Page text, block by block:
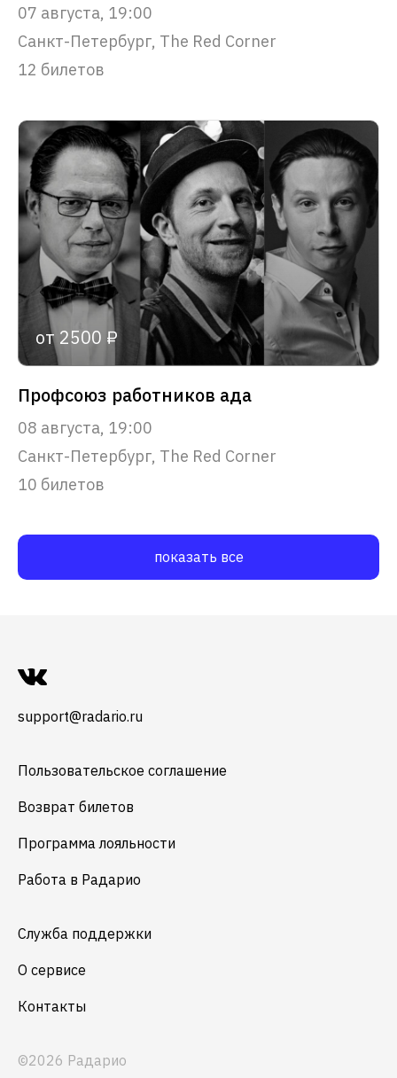
07 августа, 19:00
Санкт-Петербург, The Red Corner
12 билетов
от 2500 ₽
Профсоюз работников ада
08 августа, 19:00
Санкт-Петербург, The Red Corner
10 билетов
показать все
support@radario.ru
Пользовательское соглашение
Возврат билетов
Программа лояльности
Работа в Радарио
Служба поддержки
О сервисе
Контакты
©2026 Радарио